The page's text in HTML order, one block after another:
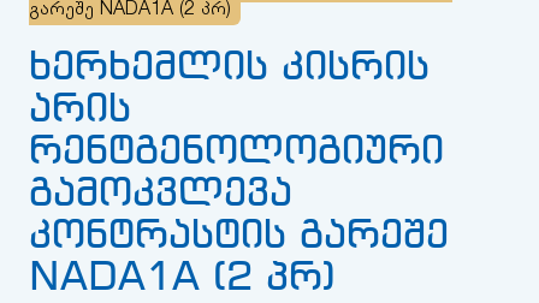
გარეშე NADA1A (2 პრ)
ხერხემლის კისრის
არის
რენტგენოლოგიური
გამოკვლევა
კონტრასტის გარეშე
NADA1A (2 პრ)